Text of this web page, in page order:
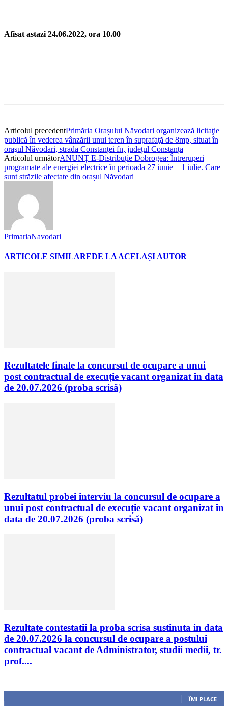
Afisat astazi 24.06.2022, ora 10.00
Articolul precedentPrimăria Orașului Năvodari organizează licitaţie
publică în vederea vânzării unui teren în suprafaţă de 8mp, situat în
oraşul Năvodari, strada Constanței fn, județul Constanța
Articolul următorANUNȚ E-Distribuție Dobrogea: Întreruperi
programate ale energiei electrice în perioada 27 iunie – 1 iulie. Care
sunt străzile afectate din orașul Năvodari
PrimariaNavodari
ARTICOLE SIMILAREDE LA ACELAȘI AUTOR
Rezultatele finale la concursul de ocupare a unui
post contractual de execuție vacant organizat în data
de 20.07.2026 (proba scrisă)
Rezultatul probei interviu la concursul de ocupare a
unui post contractual de execuție vacant organizat în
data de 20.07.2026 (proba scrisă)
Rezultate contestatii la proba scrisa sustinuta in data
de 20.07.2026 la concursul de ocupare a postului
contractual vacant de Administrator, studii medii, tr.
prof....
ÎMI PLACE